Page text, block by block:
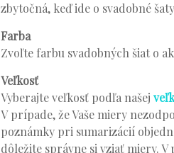
zbytočná, keď ide o svadobné
Farba
Zvoľte farbu svadobných šiat o
Veľkosť
Vyberajte veľkosť podľa našej
V prípade, že Vaše miery
poznámky pri sumarizácií
dôležite správne si vziať miery.